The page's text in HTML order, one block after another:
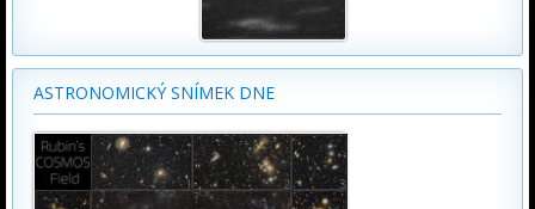
ASTRONOMICKÝ SNÍMEK DNE